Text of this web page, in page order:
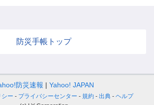
防災手帳トップ
防災速報 Yahoo! JAPAN
シー プライバシーセンター 規約 出典
ヘルプ